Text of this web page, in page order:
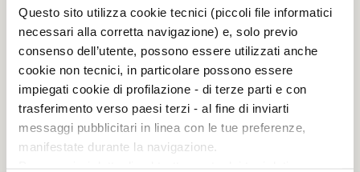
Questo sito utilizza cookie tecnici (piccoli file informatici
necessari alla corretta navigazione) e, solo previo
consenso dell’utente, possono essere utilizzati anche
cookie non tecnici, in particolare possono essere
impiegati cookie di profilazione - di terze parti e con
trasferimento verso paesi terzi - al fine di inviarti
messaggi pubblicitari in linea con le tue preferenze,
manifestate durante la navigazione.
— PAROLA ALL'EDITORE
Pier Vittorio Tondelli